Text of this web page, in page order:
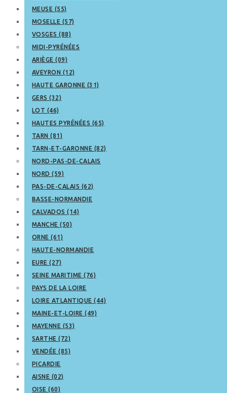
MEUSE (55)
MOSELLE (57)
VOSGES (88)
MIDI-PYRÉNÉES
ARIÈGE (09)
AVEYRON (12)
HAUTE GARONNE (31)
GERS (32)
LOT (46)
HAUTES PYRÉNÉES (65)
TARN (81)
TARN-ET-GARONNE (82)
NORD-PAS-DE-CALAIS
NORD (59)
PAS-DE-CALAIS (62)
BASSE-NORMANDIE
CALVADOS (14)
MANCHE (50)
ORNE (61)
HAUTE-NORMANDIE
EURE (27)
SEINE MARITIME (76)
PAYS DE LA LOIRE
LOIRE ATLANTIQUE (44)
MAINE-ET-LOIRE (49)
MAYENNE (53)
SARTHE (72)
VENDÉE (85)
PICARDIE
AISNE (02)
OISE (60)